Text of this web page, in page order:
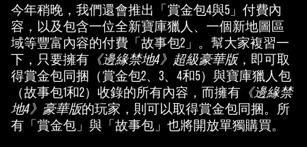
今年稍晚，我們還會推出「賞金包4與5」付費內
容，以及包含一位全新寶庫獵人、一個新地圖區
域等豐富內容的付費「故事包2」。幫大家複習一
下，只要擁有 《邊緣禁地4》超級豪華版，即可取
得賞金包同捆（賞金包2、3、4和5）與寶庫獵人包
（故事包1和2）收錄的所有內容，而擁有 《邊緣禁
地4》豪華版的玩家，則可以取得賞金包同捆。所
有「賞金包」與「故事包」也將開放單獨購買。